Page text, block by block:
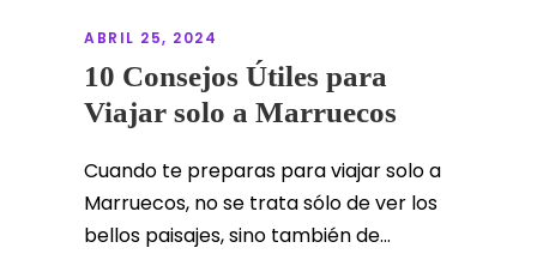
ABRIL 25, 2024
10 Consejos Útiles para
Viajar solo a Marruecos
Cuando te preparas para viajar solo a
Marruecos, no se trata sólo de ver los
bellos paisajes, sino también de...